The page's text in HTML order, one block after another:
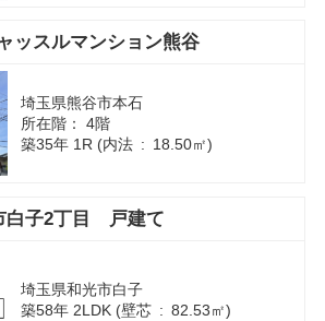
ッスルマンション熊谷
埼玉県熊谷市本石
所在階： 4階
築35年 1R (内法 : 18.50㎡)
白子2丁目 戸建て
埼玉県和光市白子
築58年 2LDK (壁芯 : 82.53㎡)